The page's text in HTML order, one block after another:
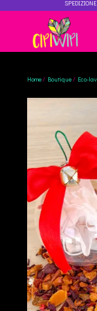
Home/ Boutique/ Eco-